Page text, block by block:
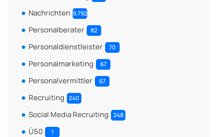
Nachrichten 9.792
Personalberater 82
Personaldienstleister 70
Personalmarketing 67
Personalvermittler 67
Recruiting 240
Social Media Recruiting 248
Ü50 1